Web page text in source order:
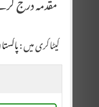
کیٹاگری میں :